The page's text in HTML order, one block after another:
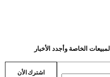
الخاصة وأجدد الأخبار
اشترك الأن